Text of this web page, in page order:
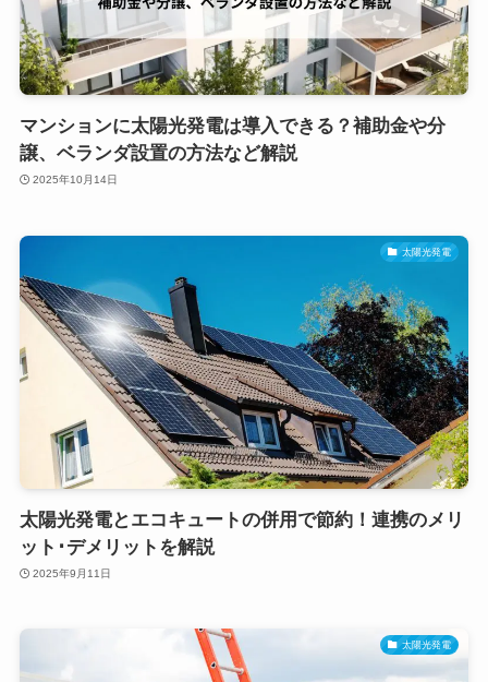
マンションに太陽光発電は導入できる？補助金や分
譲、ベランダ設置の方法など解説
2025年10月14日
太陽光発電
太陽光発電とエコキュートの併用で節約！連携のメリ
ット･デメリットを解説
2025年9月11日
太陽光発電